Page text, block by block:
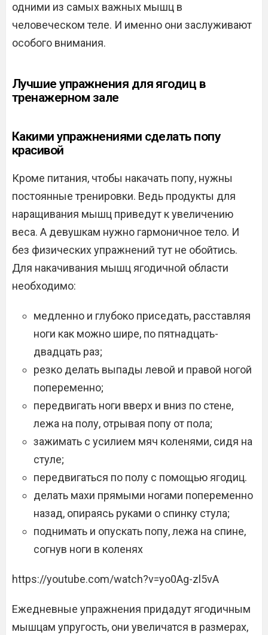
одними из самых важных мышц в
человеческом теле. И именно они заслуживают
особого внимания.
Лучшие упражнения для ягодиц в
тренажерном зале
Какими упражнениями сделать попу
красивой
Кроме питания, чтобы накачать попу, нужны
постоянные тренировки. Ведь продукты для
наращивания мышц приведут к увеличению
веса. А девушкам нужно гармоничное тело. И
без физических упражнений тут не обойтись.
Для накачивания мышц ягодичной области
необходимо:
медленно и глубоко приседать, расставляя
ноги как можно шире, по пятнадцать-
двадцать раз;
резко делать выпады левой и правой ногой
попеременно;
передвигать ноги вверх и вниз по стене,
лежа на полу, отрывая попу от пола;
зажимать с усилием мяч коленями, сидя на
стуле;
передвигаться по полу с помощью ягодиц.
делать махи прямыми ногами попеременно
назад, опираясь руками о спинку стула;
поднимать и опускать попу, лежа на спине,
согнув ноги в коленях
https://youtube.com/watch?v=yo0Ag-zl5vA
Ежедневные упражнения придадут ягодичным
мышцам упругость, они увеличатся в размерах,